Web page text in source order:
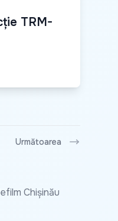
TRM-
Următoarea
Chișinău